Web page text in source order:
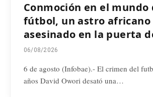
Conmoción en el mundo
fútbol, un astro africano
asesinado en la puerta
06/08/2026
6 de agosto (Infobae).- El crimen del
años David Owori desató una…